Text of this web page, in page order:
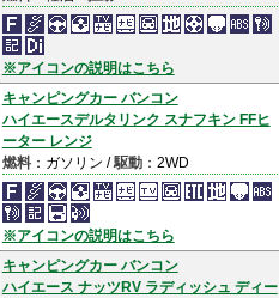
※アイコンの説明はこちら
キャンピングカー バンコン
ハイエースデルタリンク スナフキン FFヒ
ーター レンジ
燃料：ガソリン /駆動：2WD
※アイコンの説明はこちら
キャンピングカー バンコン
ハイエース ナッツRV ラディッシュ ディー